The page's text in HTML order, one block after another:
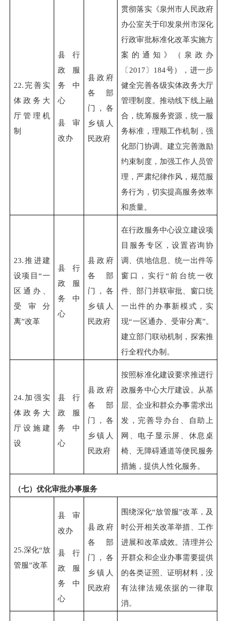
22. 完善实
体政务大
厅管理机
制
县行
政服
务中
心
县审
改办
县政府
各部
门，各
乡镇人
民政府
贯彻落实《泉州市人民政府
办公室关于印发泉州市深化
行政审批标准化改革实施方
案的通知》（泉政办
〔2017〕184号），进一步
健全完善各级实体政务大厅
管理制度。推动线下线上融
合，统筹服务资源，统一服
务标准，理顺工作机制，强
化部门协调。建立完善激励
约束制度，加强工作人员管
理，严肃纪律作风，规范服
务行为，切实提高服务效率
和质量。
23.推进建
设项目“一
区通办、
受审分
离”改革
县行
政服
务中
心
县政府
各部
门，各
乡镇人
民政府
在行政服务中心设立建设项
目服务专区，设置咨询协
调、供地信息、统一出件等
窗口，实行“前台统一收
件、部门并联审批、窗口统
一出件的办事新模式，实
现“一区通办、受审分离”。
建立部门联动机制，探索推
行全程代办制。
24. 加强实
体政务大
厅设施建
设
县行
政服
务中
心
县政府
各部
门，各
乡镇人
民政府
按照标准化建设要求推进行
政服务中心大厅建设。从基
层、企业和群众办事需求出
发，完善导办台、自助上
网、电子显示屏、休息桌
椅、无障碍通道等便民服务
措施，提供人性化服务。
（七）优化审批办事服务
25.深化“放
管服”改革
县审
改办
县行
政服
务中
心
县政府
各部
门，各
乡镇人
民政府
围绕深化“放管服”改革，及
时公开相关改革举措、工作
进展和改革成效。清理并公
开群众和企业办事需要提供
的各类证照、证明材料，没
有法律法规依据的一律取
消。